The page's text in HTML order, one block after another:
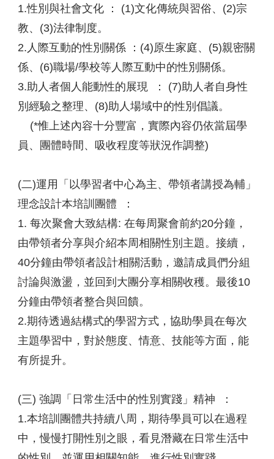
1.性別與社會文化 ： (1)文化傳統與習俗、(2)宗
教、(3)法律制度。
2.人際互動的性別關係 ：(4)原生家庭、(5)親密關
係、(6)職場/學校等人際互動中的性別關係。
3.助人者個人能動性的展現 ： (7)助人者自身性
別經驗之整理、(8)助人場域中的性別倡議。
(*惟上述內容十分豐富，實際內容仍依當屆學
員、團體時間、吸收程度等狀況作調整)
(二)運用「以學習者中心為主、帶領者講授為輔」
理念設計本培訓團體 ：
1. 每次聚會大致結構: 在每周聚會前約20分鐘，
由帶領者分享與介紹本周相關性別主題。接續，
40分鐘由帶領者設計相關活動，邀請成員們分組
討論與激盪，並回到大團分享相關收穫。最後10
分鐘由帶領者整合與回饋。
2.期待透過結構式的學習方式，協助學員在每次
主題學習中，對於態度、情意、技能等方面，能
有所提升。
(三) 強調「日常生活中的性別實踐」精神 ：
1.本培訓團體共持續八周，期待學員可以在過程
中，慢慢打開性別之眼，看見潛藏在日常生活中